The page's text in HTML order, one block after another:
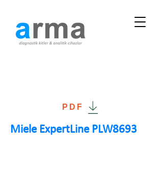
PDF
Miele ExpertLine PLW8693